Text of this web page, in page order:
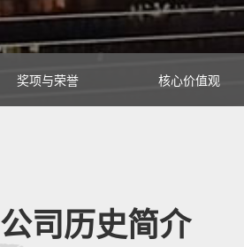
奖项与荣誉 核心价值观
公司历史简介